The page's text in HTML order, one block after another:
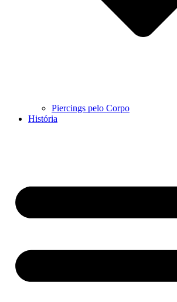
Piercings pelo Corpo
História